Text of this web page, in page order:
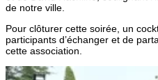
de notre ville.
Pour clôturer cette soirée, un
participants d’échanger et de
cette association.